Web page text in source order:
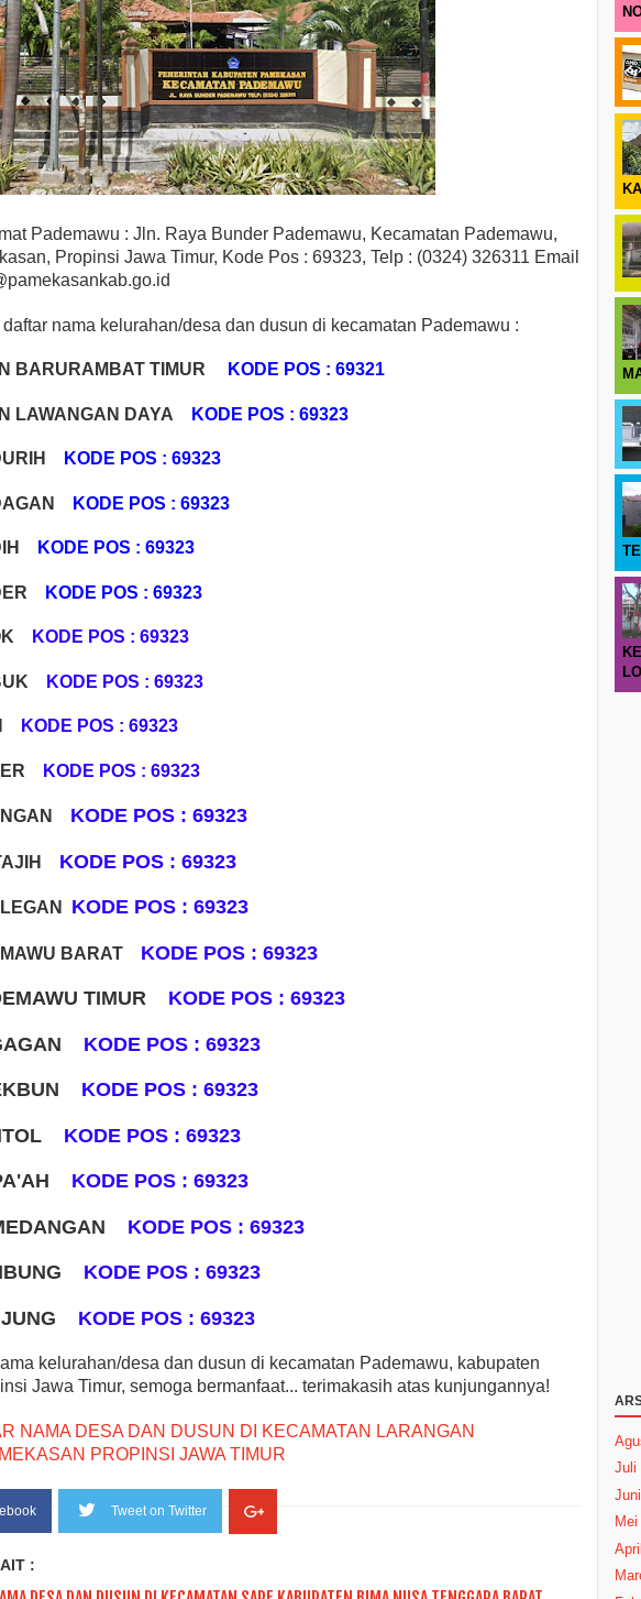
Pademawu : Jln. Raya Bunder Pademawu, Kecamatan Pademawu,
Propinsi Jawa Timur, Kode Pos : 69323, Telp : (0324) 326311 Email
nama kelurahan/desa dan dusun di kecamatan Pademawu :
BARURAMBAT TIMUR KODE POS : 69321
LAWANGAN DAYA KODE POS : 69323
KODE POS : 69323
KODE POS : 69323
KODE POS : 69323
KODE POS : 69323
KODE POS : 69323
KODE POS : 69323
KODE POS : 69323
KODE POS : 69323
KODE POS : 69323
KODE POS : 69323
KODE POS : 69323
BARAT KODE POS : 69323
TIMUR KODE POS : 69323
KODE POS : 69323
KODE POS : 69323
KODE POS : 69323
KODE POS : 69323
KODE POS : 69323
KODE POS : 69323
KODE POS : 69323
kelurahan/desa dan dusun di kecamatan Pademawu, kabupaten
Jawa Timur, semoga bermanfaat... terimakasih atas kunjungannya!
NAMA DESA DAN DUSUN DI KECAMATAN LARANGAN
PROPINSI JAWA TIMUR
Tweet on Twitter
:
Juli
Juni
Mei
April